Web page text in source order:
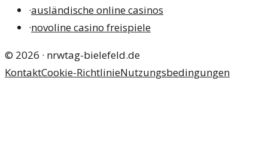
·ausländische online casinos
·novoline casino freispiele
© 2026 · nrwtag-bielefeld.de
KontaktCookie-RichtlinieNutzungsbedingungen